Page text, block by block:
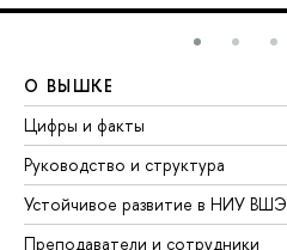
О ВЫШКЕ
Цифры и факты
Руководство и структура
Устойчивое развитие в НИУ ВШЭ
Преподаватели и сотрудники